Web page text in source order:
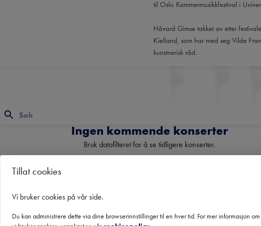
til Oslo Kammermusikkfestival i
Håvard Gimse takket av etter
Kielland, som har med seg Vilde
kunstnerisk råd.
Ingen kommende konserter
Bruk datofilteret for å se tidligere konserter.
Norges fremste nyhetsbrev om
klassisk musikk
Tillat cookies
Vi bruker cookies på vår side.
Du kan administrere dette via dine browserinnstillinger til en hver tid. For mer informasjon